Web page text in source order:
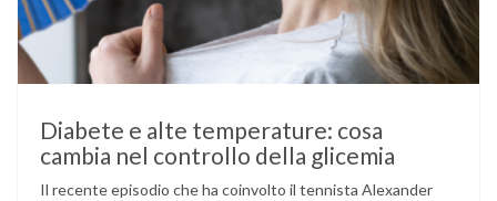
Diabete e alte temperature: cosa
cambia nel controllo della glicemia
Il recente episodio che ha coinvolto il tennista Alexander